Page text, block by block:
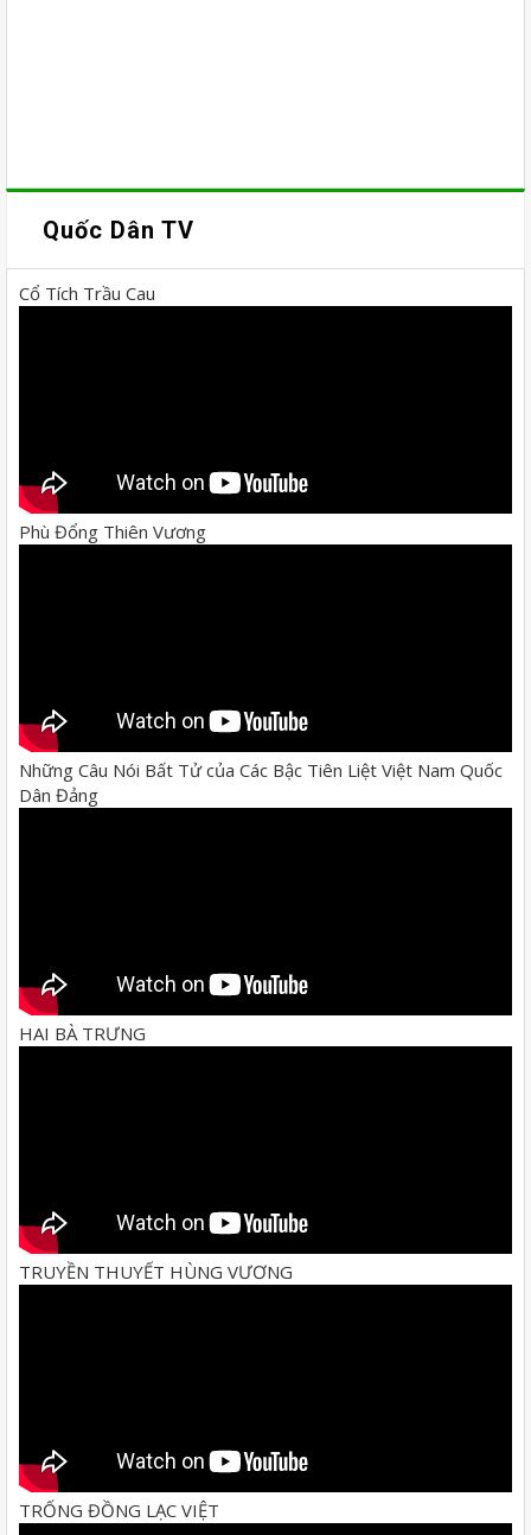
Quốc Dân TV
Cổ Tích Trầu Cau
Phù Đổng Thiên Vương
Những Câu Nói Bất Tử của Các Bậc Tiên Liệt Việt Nam Quốc
Dân Đảng
HAI BÀ TRƯNG
TRUYỀN THUYẾT HÙNG VƯƠNG
TRỐNG ĐỒNG LẠC VIỆT